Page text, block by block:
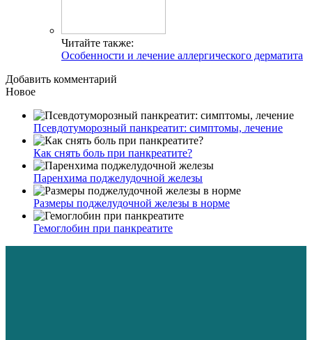
Читайте также:
Особенности и лечение аллергического дерматита
Добавить комментарий
Новое
Псевдотуморозный панкреатит: симптомы, лечение
Как снять боль при панкреатите?
Паренхима поджелудочной железы
Размеры поджелудочной железы в норме
Гемоглобин при панкреатите